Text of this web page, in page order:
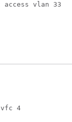
vlan 33
4